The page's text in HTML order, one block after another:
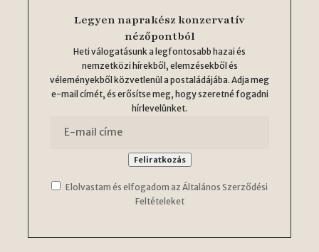
Legyen naprakész konzervatív
nézőpontból
Heti válogatásunk a legfontosabb hazai és
nemzetközi hírekből, elemzésekből és
véleményekből közvetlenül a postaládájába. Adja meg
e-mail címét, és erősítse meg, hogy szeretné fogadni
hírlevelünket.
Elolvastam és elfogadom az Általános Szerződési
Feltételeket